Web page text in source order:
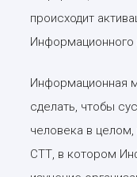
происходит
Информационного
Информационная
сделать, чтобы
человека в
СТТ, в котором